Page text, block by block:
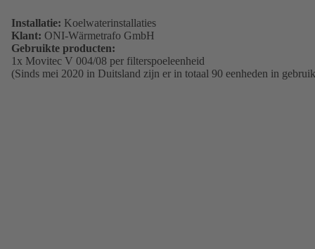
Installatie: Koelwaterinstallaties
Klant: ONI-Wärmetrafo GmbH
Gebruikte producten:
1x Movitec V 004/08 per filterspoeleenheid
(Sinds mei 2020 in Duitsland zijn er in totaal 90 eenheden in